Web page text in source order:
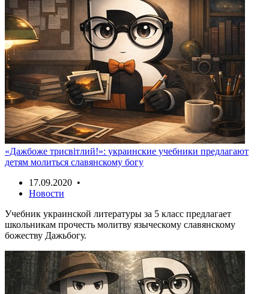
«Дажбоже трисвiтлий!»: украинские учебники предлагают
детям молиться славянскому богу
17.09.2020 •
Новости
Учебник украинской литературы за 5 класс предлагает
школьникам прочесть молитву языческому славянскому
божеству Дажьбогу.